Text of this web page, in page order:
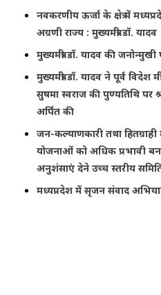
नवकरणीय ऊर्जा के क्षेत्र में
अग्रणी राज्य : मुख्यमंत्री डॉ. यादव
मुख्यमंत्री डॉ. यादव की
मुख्यमंत्री डॉ. यादव ने पूर्व विदेश
सुषमा स्वराज की पुण्यतिथि पर
अर्पित की
जन-कल्याणकारी तथा
योजनाओं को अधिक प्रभावी
अनुशंसाएं देने उच्च स्तरीय
मध्यप्रदेश में सृजन संवाद